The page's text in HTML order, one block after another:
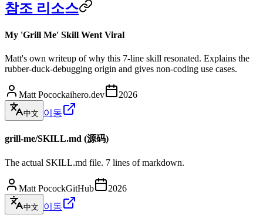
참조 리소스
My 'Grill Me' Skill Went Viral
Matt's own writeup of why this 7-line skill resonated. Explains the
rubber-duck-debugging origin and gives non-coding use cases.
Matt Pocockaihero.dev 2026
中文 이동
grill-me/SKILL.md (源码)
The actual SKILL.md file. 7 lines of markdown.
Matt PocockGitHub 2026
中文 이동